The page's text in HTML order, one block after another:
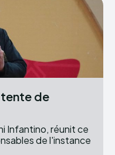
tente de
Infantino, réunit ce
de l'instance